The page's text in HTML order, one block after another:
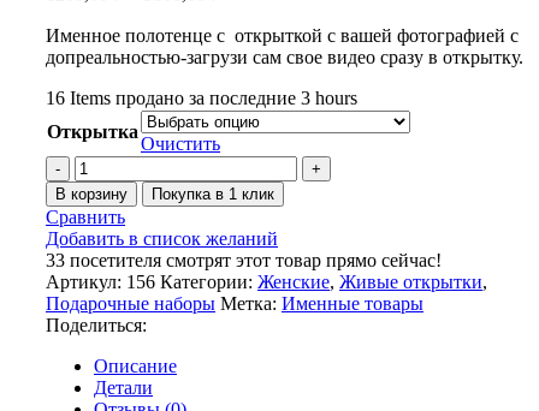
Именное полотенце с открыткой с вашей фотографией с
допреальностью-загрузи сам свое видео сразу в открытку.
16 Items продано за последние 3 hours
Открытка
Очистить
В корзину Покупка в 1 клик
Сравнить
Добавить в список желаний
33 посетителя смотрят этот товар прямо сейчас!
Артикул: 156 Категории: Женские, Живые открытки,
Подарочные наборы Метка: Именные товары
Поделиться:
Описание
Детали